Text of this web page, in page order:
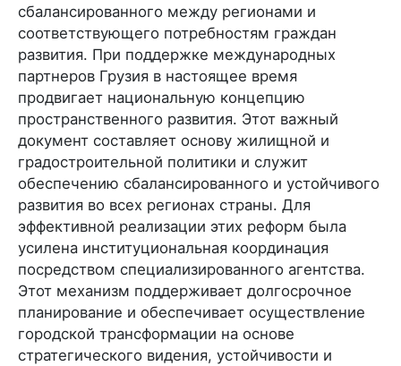
сбалансированного между регионами и
соответствующего потребностям граждан
развития. При поддержке международных
партнеров Грузия в настоящее время
продвигает национальную концепцию
пространственного развития. Этот важный
документ составляет основу жилищной и
градостроительной политики и служит
обеспечению сбалансированного и устойчивого
развития во всех регионах страны. Для
эффективной реализации этих реформ была
усилена институциональная координация
посредством специализированного агентства.
Этот механизм поддерживает долгосрочное
планирование и обеспечивает осуществление
городской трансформации на основе
стратегического видения, устойчивости и